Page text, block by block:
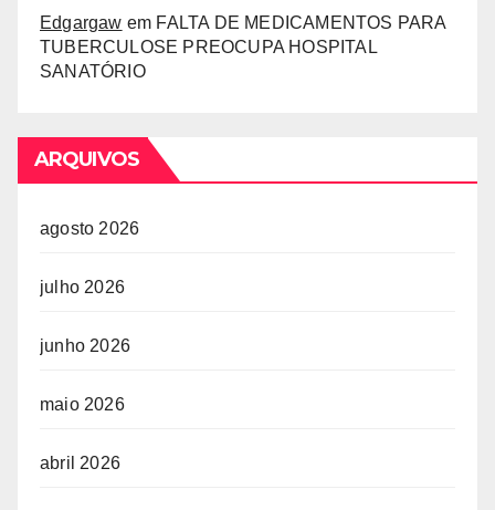
Edgargaw em FALTA DE MEDICAMENTOS PARA
TUBERCULOSE PREOCUPA HOSPITAL
SANATÓRIO
ARQUIVOS
agosto 2026
julho 2026
junho 2026
maio 2026
abril 2026